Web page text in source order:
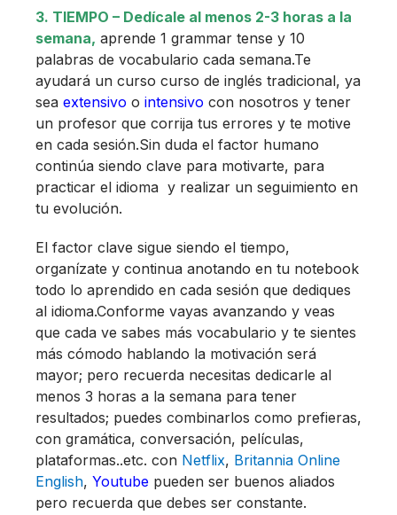
3. TIEMPO – Dedícale al menos 2-3 horas a la
semana, aprende 1 grammar tense y 10
palabras de vocabulario cada semana.Te
ayudará un curso curso de inglés tradicional, ya
sea extensivo o intensivo con nosotros y tener
un profesor que corrija tus errores y te motive
en cada sesión.Sin duda el factor humano
continúa siendo clave para motivarte, para
practicar el idioma y realizar un seguimiento en
tu evolución.
El factor clave sigue siendo el tiempo,
organízate y continua anotando en tu notebook
todo lo aprendido en cada sesión que dediques
al idioma.Conforme vayas avanzando y veas
que cada ve sabes más vocabulario y te sientes
más cómodo hablando la motivación será
mayor; pero recuerda necesitas dedicarle al
menos 3 horas a la semana para tener
resultados; puedes combinarlos como prefieras,
con gramática, conversación, películas,
plataformas..etc. con Netflix, Britannia Online
English, Youtube pueden ser buenos aliados
pero recuerda que debes ser constante.